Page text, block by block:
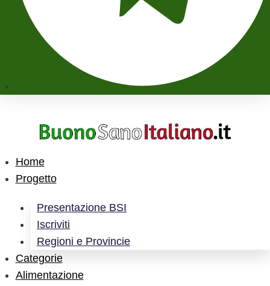
Home
Progetto
Presentazione BSI
Iscriviti
Regioni e Provincie
Categorie
Alimentazione